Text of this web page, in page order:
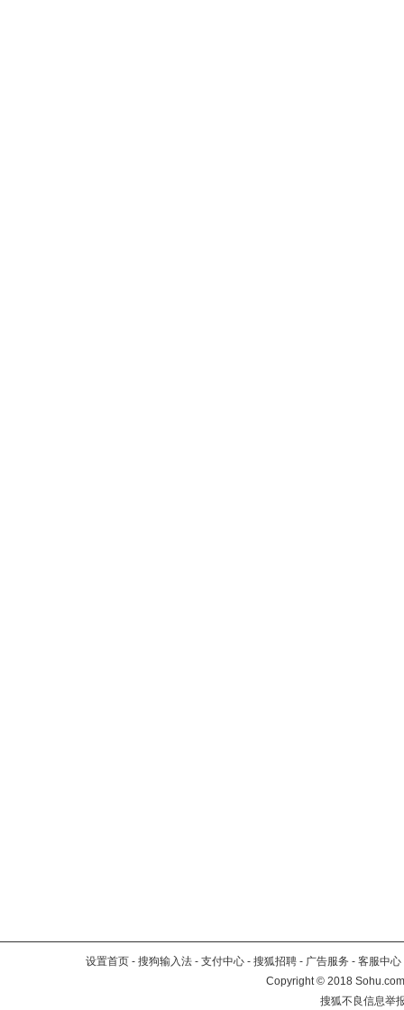
设置首页 - 搜狗输入法 - 支付中心 - 搜狐招聘 - 广告服务 - 客服中心
Copyright©2018
搜狐不良信息举